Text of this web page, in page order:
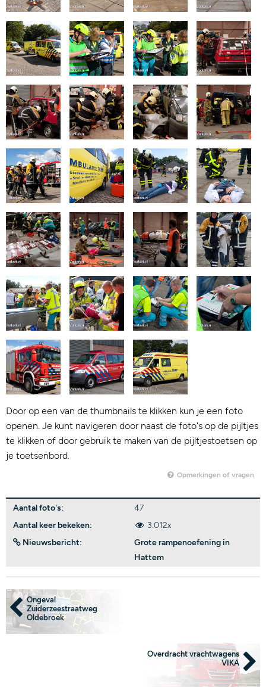
Door op een van de thumbnails te klikken kun je een foto
openen. Je kunt navigeren door naast de foto's op de pijltjes
te klikken of door gebruik te maken van de pijltjestoetsen op
je toetsenbord.
Opmerkingen of vragen
Aantal foto's:
47
Aantal keer bekeken:
3.012x
Nieuwsbericht:
Grote rampenoefening in
Hattem
Ongeval
Zuiderzeestraatweg
Oldebroek
Overdracht vrachtwagens
VIKA